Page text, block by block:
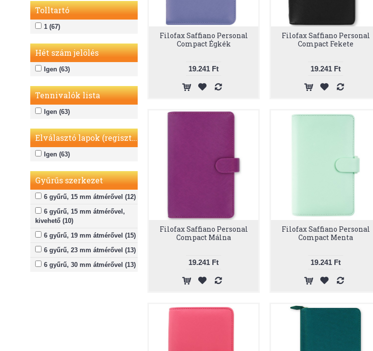
Tolltartó
1 (67)
Hét szám jelölés
Igen (63)
Tennivalók lista
Igen (63)
Elválasztó lapok (regiszter)
Igen (63)
Gyűrűs szerkezet
6 gyűrű, 15 mm átmérővel (12)
6 gyűrű, 15 mm átmérővel,
kivehető (10)
6 gyűrű, 19 mm átmérővel (15)
6 gyűrű, 23 mm átmérővel (13)
6 gyűrű, 30 mm átmérővel (13)
Filofax Saffiano Personal
Compact Égkék
19.241 Ft
Filofax Saffiano Personal
Compact Fekete
19.241 Ft
Filofax Saffiano Personal
Compact Málna
19.241 Ft
Filofax Saffiano Personal
Compact Menta
19.241 Ft